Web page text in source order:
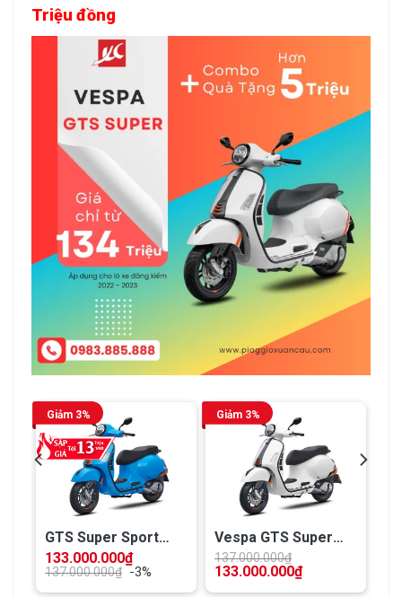
Triệu đồng
Giảm 3%
GTS Super Sport
ABS – 150 iGET Xanh
Eclettico (COC 2025)
133.000.000₫
137.000.000₫ -3%
Giảm 3%
Vespa GTS Super
Sport 150
137.000.000₫
133.000.000₫